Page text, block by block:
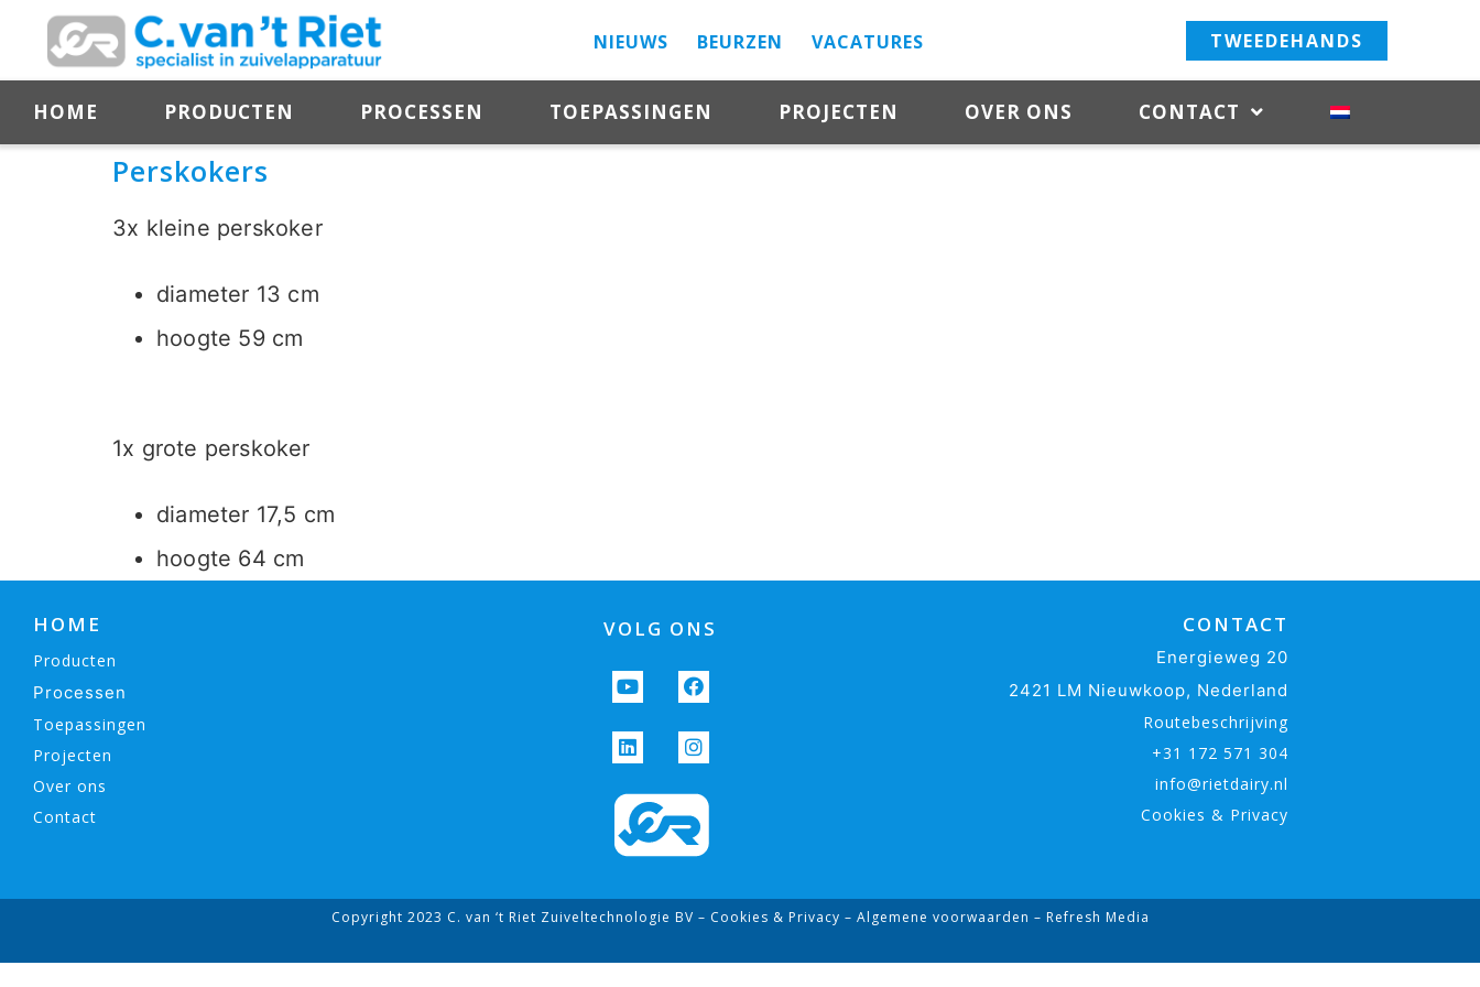
NIEUWS BEURZEN VACATURES TWEEDEHANDS
HOME PRODUCTEN PROCESSEN TOEPASSINGEN PROJECTEN OVER ONS CONTACT
Perskokers
3x kleine perskoker
diameter 13 cm
hoogte 59 cm
1x grote perskoker
diameter 17,5 cm
hoogte 64 cm
HOME
Producten
Processen
Toepassingen
Projecten
Over ons
Contact
VOLG ONS CONTACT
Energieweg 20
2421 LM Nieuwkoop, Nederland
Routebeschrijving
+31 172 571 304
info@rietdairy.nl
Cookies & Privacy
Copyright 2023 C. van ‘t Riet Zuiveltechnologie BV – Cookies & Privacy – Algemene voorwaarden – Refresh Media